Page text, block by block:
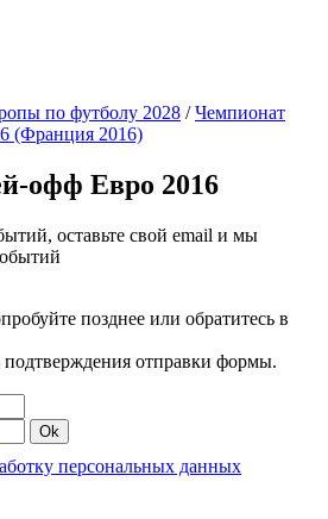
по футболу 2028 /Чемпионат
(Франция 2016)
офф Евро 2016
оставьте свой email и мы
позднее или обратитесь в
отправки формы.
Ok
персональных данных